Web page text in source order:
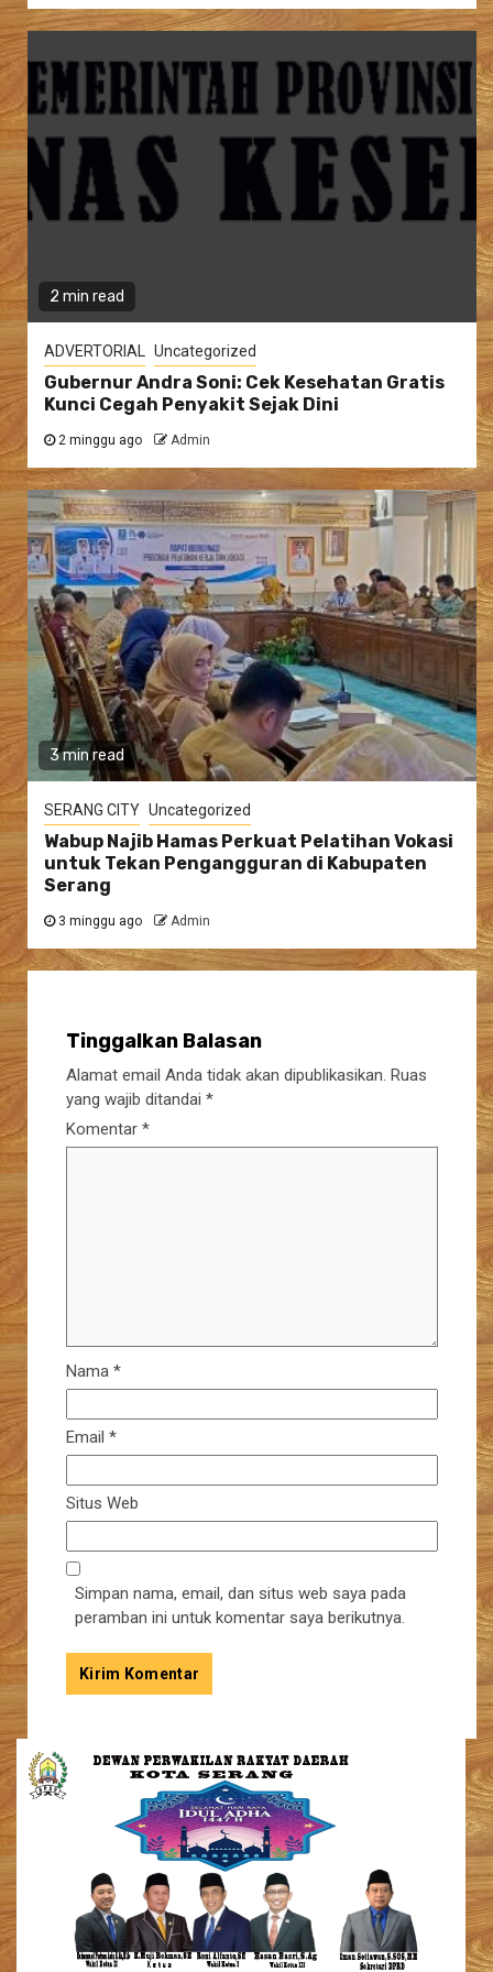
2 min read
ADVERTORIAL Uncategorized
Gubernur Andra Soni: Cek Kesehatan Gratis
Kunci Cegah Penyakit Sejak Dini
2 minggu ago Admin
3 min read
SERANG CITY Uncategorized
Wabup Najib Hamas Perkuat Pelatihan Vokasi
untuk Tekan Pengangguran di Kabupaten
Serang
3 minggu ago Admin
Tinggalkan Balasan
Alamat email Anda tidak akan dipublikasikan. Ruas
yang wajib ditandai *
Komentar *
Nama *
Email *
Situs Web
Simpan nama, email, dan situs web saya pada
peramban ini untuk komentar saya berikutnya.